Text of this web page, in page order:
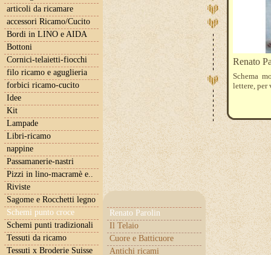
articoli da ricamare
accessori Ricamo/Cucito
Bordi in LINO e AIDA
Bottoni
Cornici-telaietti-fiocchi
filo ricamo e aguglieria
forbici ricamo-cucito
Idee
Kit
Lampade
Libri-ricamo
nappine
Passamanerie-nastri
Pizzi in lino-macramè e..
Riviste
Sagome e Rocchetti legno
Schemi punto croce
Renato Parolin
Il Telaio
Cuore e Batticuore
Antichi ricami
Schemi punti tradizionali
Tessuti da ricamo
Tessuti x Broderie Suisse
Renato
Schema
lettere, per